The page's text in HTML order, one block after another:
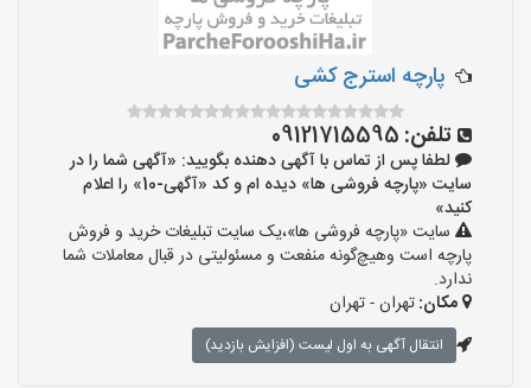
پارچه استرج کشی
تلفن: 09121715595
لطفا پس از تماس با آگهی دهنده بگویید: «آگهی شما را در
سایت «پارچه فروشی ها» دیده ام و کد «آگهی-10» را اعلام
کنید»
سایت «پارچه فروشی ها»،یک سایت تبلیغات خرید و فروش
پارچه است وهیچ‌گونه منفعت و مسئولیتی در قبال معاملات شما
ندارد.
مکان:تهران - تهران
انتقال آگهی به اول لیست (افزایش بازدید)